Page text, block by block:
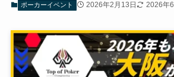
ポーカーイベント 2026年2月13日 2026年